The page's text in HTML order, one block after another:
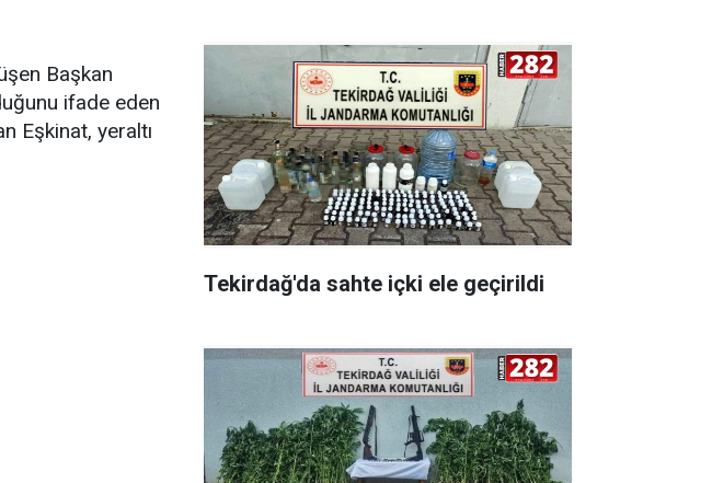
Başkan
ifade eden
Eşkinat, yeraltı
Tekirdağ'da sahte içki ele geçirildi